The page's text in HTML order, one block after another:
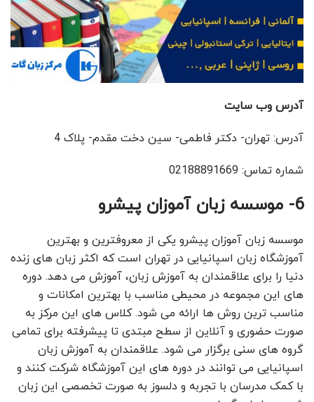
آدرس وب سایت
آدرس: تهران- دکتر فاطمی- سین دخت مقدم- پلاک 4
شماره تماس: 02188891669
6- موسسه زبان آموزان پیشرو
موسسه زبان آموزان پیشرو یکی از معروفترین و بهترین
آموزشگاه زبان اسپانیایی در تهران است که اکثر زبان های زنده
دنیا را برای علاقمندان به آموزش زبان، آموزش می دهد. دوره
های این مجموعه در محیطی مناسب با بهترین امکانات و
مناسب ترین روش ها ارائه می شود. کلاس های این مرکز به
صورت حضوری و آنلاین از سطح مبتدی تا پیشرفته برای تمامی
گروه های سنی برگزار می شود. علاقمندان به آموزش زبان
اسپانیایی می توانند در دوره های این آموزشگاه شرکت کنند و
با کمک مدرسان با تجربه و دلسوز به صورت تخصصی این زبان